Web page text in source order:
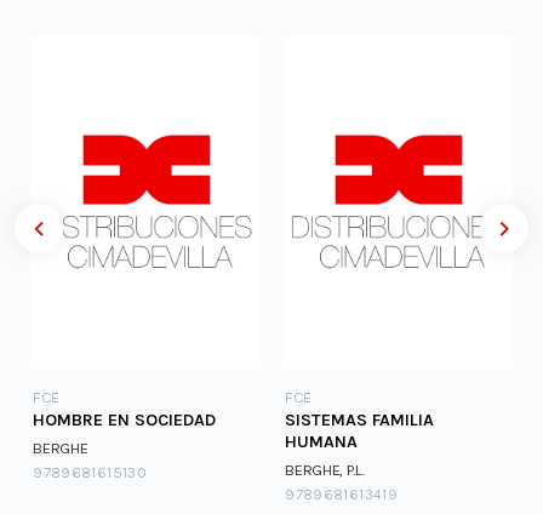
FCE
HOMBRE EN SOCIEDAD
BERGHE
9789681615130
FCE
SISTEMAS FAMILIA
HUMANA
BERGHE, P.L.
9789681613419